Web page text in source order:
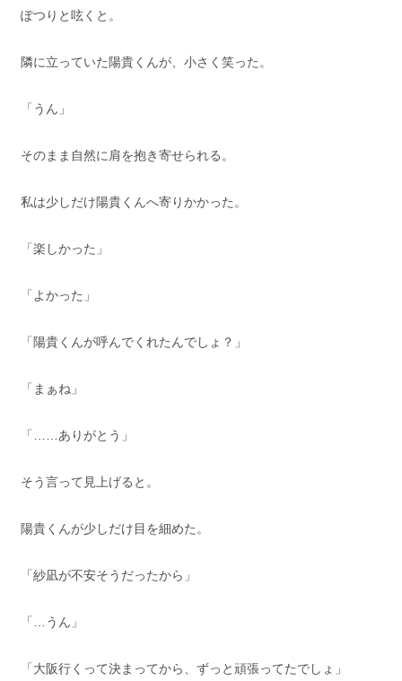
ぽつりと呟くと。
隣に立っていた陽貴くんが、小さく笑った。
「うん」
そのまま自然に肩を抱き寄せられる。
私は少しだけ陽貴くんへ寄りかかった。
「楽しかった」
「よかった」
「陽貴くんが呼んでくれたんでしょ？」
「まぁね」
「……ありがとう」
そう言って見上げると。
陽貴くんが少しだけ目を細めた。
「紗凪が不安そうだったから」
「…うん」
「大阪行くって決まってから、ずっと頑張ってたでしょ」